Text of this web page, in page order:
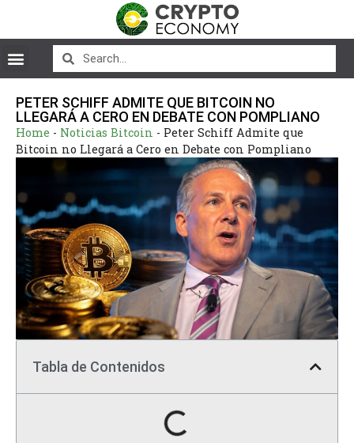
PETER SCHIFF ADMITE QUE BITCOIN NO
LLEGARÁ A CERO EN DEBATE CON POMPLIANO
Home - Noticias Bitcoin - Peter Schiff Admite que
Bitcoin no Llegará a Cero en Debate con Pompliano
Tabla de Contenidos